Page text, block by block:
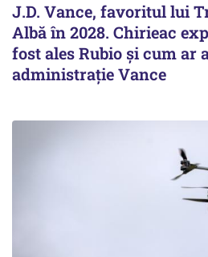
J.D. Vance, favoritul lui
Albă în 2028. Chirieac
fost ales Rubio și cum ar
administrație Vance